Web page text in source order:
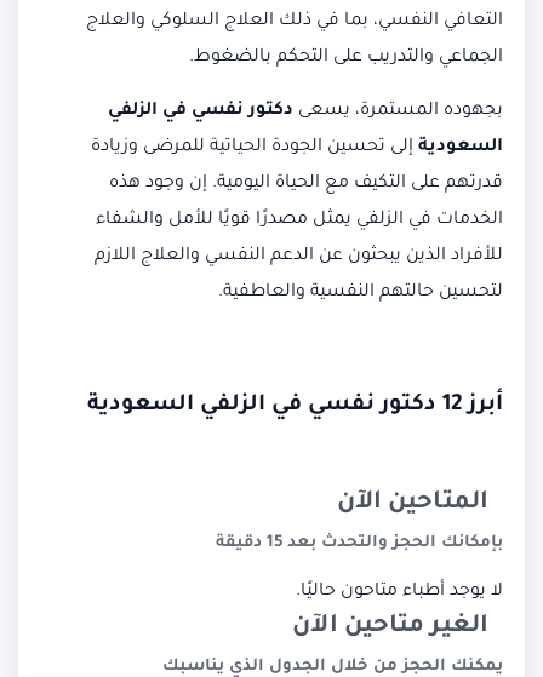
التعافي النفسي، بما في ذلك العلاج السلوكي والعلاج
الجماعي والتدريب على التحكم بالضغوط.
بجهوده المستمرة، يسعى دكتور نفسي في الزلفي
السعودية إلى تحسين الجودة الحياتية للمرضى وزيادة
قدرتهم على التكيف مع الحياة اليومية. إن وجود هذه
الخدمات في الزلفي يمثل مصدرًا قويًا للأمل والشفاء
للأفراد الذين يبحثون عن الدعم النفسي والعلاج اللازم
لتحسين حالتهم النفسية والعاطفية.
أبرز 12 دكتور نفسي في الزلفي السعودية
المتاحين الآن
بإمكانك الحجز والتحدث بعد 15 دقيقة
لا يوجد أطباء متاحون حاليًا.
الغير متاحين الآن
يمكنك الحجز من خلال الجدول الذي يناسبك